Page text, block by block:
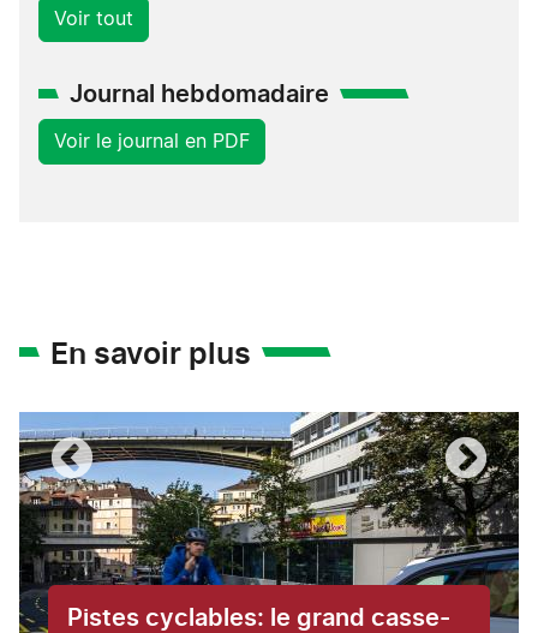
Voir tout
Journal hebdomadaire
Voir le journal en PDF
En savoir plus
Pistes cyclables: le grand casse-